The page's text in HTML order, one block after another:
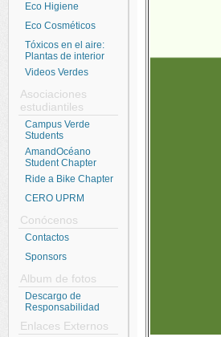
Eco Higiene
Eco Cosméticos
Tóxicos en el aire:
Plantas de interior
Videos Verdes
Asociaciones
estudiantiles
Campus Verde
Students
AmandOcéano
Student Chapter
Ride a Bike Chapter
CERO UPRM
Conócenos
Contactos
Sponsors
Album de fotos
Descargo de
Responsabilidad
Enlaces Externos